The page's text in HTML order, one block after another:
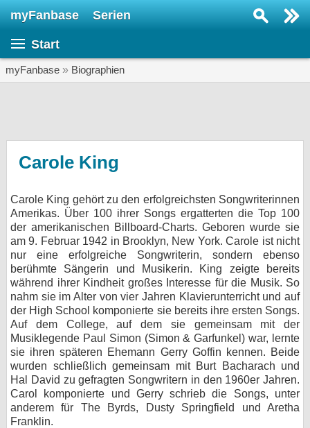
myFanbase Serien
Start
myFanbase » Biographien
Carole King
Carole King gehört zu den erfolgreichsten Songwriterinnen
Amerikas. Über 100 ihrer Songs ergatterten die Top 100
der amerikanischen Billboard-Charts. Geboren wurde sie
am 9. Februar 1942 in Brooklyn, New York. Carole ist nicht
nur eine erfolgreiche Songwriterin, sondern ebenso
berühmte Sängerin und Musikerin. King zeigte bereits
während ihrer Kindheit großes Interesse für die Musik. So
nahm sie im Alter von vier Jahren Klavierunterricht und auf
der High School komponierte sie bereits ihre ersten Songs.
Auf dem College, auf dem sie gemeinsam mit der
Musiklegende Paul Simon (Simon & Garfunkel) war, lernte
sie ihren späteren Ehemann Gerry Goffin kennen. Beide
wurden schließlich gemeinsam mit Burt Bacharach und
Hal David zu gefragten Songwritern in den 1960er Jahren.
Carol komponierte und Gerry schrieb die Songs, unter
anderem für The Byrds, Dusty Springfield und Aretha
Franklin.
KULTUR
Specials
SERVICE
Gewinnspiele
Forum
bei X
bei Facebook
Kontakt